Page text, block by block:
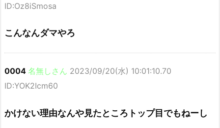
ID:Oz8iSmosa
こんなんダマやろ
0004 名無しさん 2023/09/20(水) 10:01:10.70
ID:YOK2Icm60
かけない理由なんや見たところトップ目でもねーし